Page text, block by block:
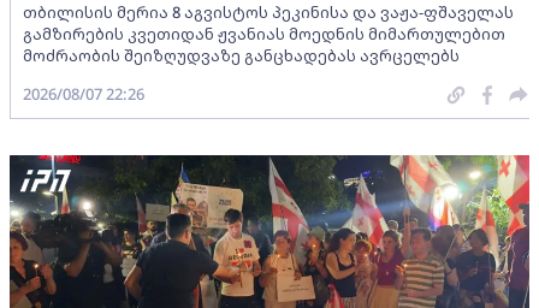
თბილისის მერია 8 აგვისტოს პეკინისა და ვაჟა-ფშაველას
გამზირების კვეთიდან ჟვანიას მოედნის მიმართულებით
მოძრაობის შეიზღუდვაზე განცხადებას ავრცელებს
2026/08/07 22:26